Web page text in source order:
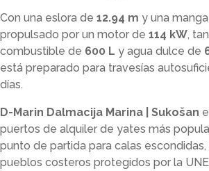
Con una eslora de 12.94 m y una
propulsado por un motor de 114 kW,
combustible de 600 L y agua dulce de
está preparado para travesías
días.
D-Marin Dalmacija Marina | Sukošan
puertos de alquiler de yates más
punto de partida para calas
pueblos costeros protegidos por la